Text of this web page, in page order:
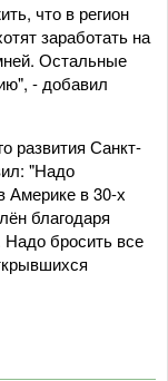
что в регион
заработать на
Остальные
- добавил
развития Санкт-
"Надо
Америке в 30-х
благодаря
Надо бросить все